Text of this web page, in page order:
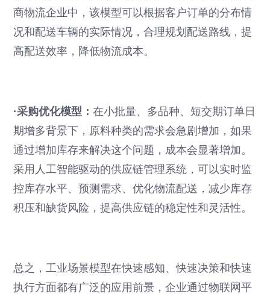
商物流企业中，该模型可以根据客户订单的分布情
况和配送车辆的实际情况，合理规划配送路线，提
高配送效率，降低物流成本。
·采购优化模型：在小批量、多品种、短交期订单日
期增多背景下，原料种类的需求会急剧增加，如果
通过增加库存来解决这个问题，成本会显著增加。
采用人工智能驱动的供应链管理系统，可以实时监
控库存水平、预测需求、优化物流配送，减少库存
积压和缺货风险，提高供应链的稳定性和灵活性。
总之，工业场景模型在快速感知、快速决策和快速
执行方面都有广泛的应用前景，企业通过物联网平